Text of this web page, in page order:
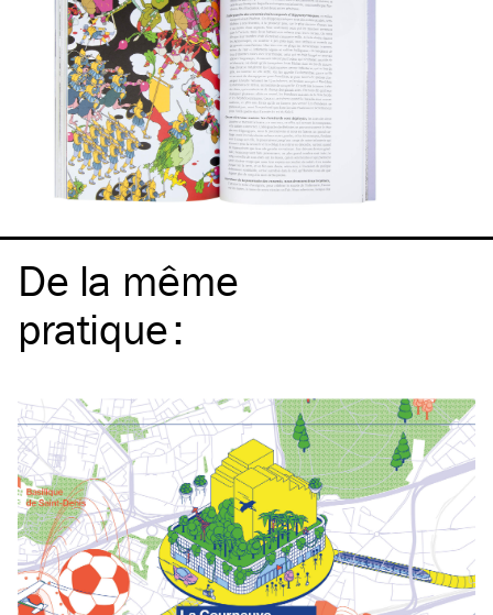
De la même
pratique: